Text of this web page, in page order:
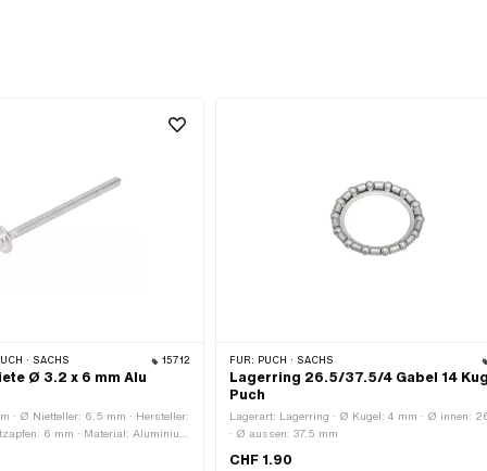
· SACHS 15712
Ø 3.2 x 6 mm Alu
· Ø Nietteller: 6.5 mm · Hersteller:
6 mm · Material: Aluminium
FÜR: PUCH · SACHS
Lagerring 26.5/37.5/4 Gabel 14
Puch
Lagerart: Lagerring · Ø Kugel: 4 mm · Ø innen:
· Ø aussen: 37.5 mm
CHF 1.90